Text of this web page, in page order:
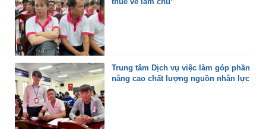
Trung tâm Dịch vụ việc làm góp phần
nâng cao chất lượng nguồn nhân lực